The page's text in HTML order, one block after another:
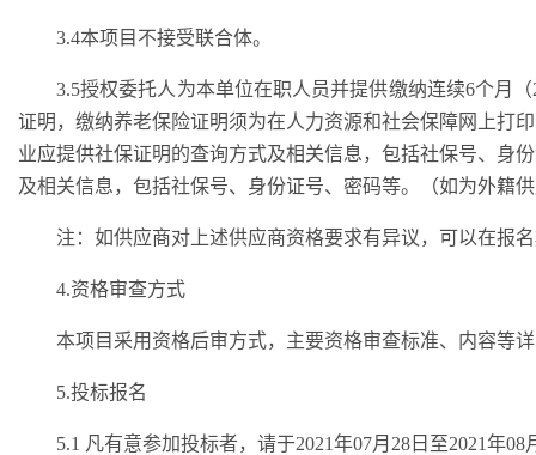
3.4本项目不接受联合体。
3.5授权委托人为本单位在职人员并提供缴纳连续6个月（
证明，缴纳养老保险证明须为在人力资源和社会保障网上打
业应提供社保证明的查询方式及相关信息，包括社保号、身
及相关信息，包括社保号、身份证号、密码等。（如为外籍
注：如供应商对上述供应商资格要求有异议，可以在报
4.资格审查方式
本项目采用资格后审方式，主要资格审查标准、内容等
5.投标报名
5.1 凡有意参加投标者，请于2021年07月 28 日至2021年08